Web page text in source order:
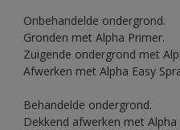
Onbehandelde ondergrond.
Gronden met Alpha Primer.
Zuigende ondergrond met
Afwerken met Alpha Easy
Behandelde ondergrond.
Dekkend afwerken met Alpha